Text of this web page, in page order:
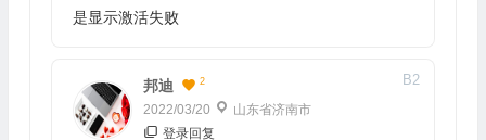
是显示激活失败
邦迪 2
2022/03/20 山东省济南市
B2
登录回复